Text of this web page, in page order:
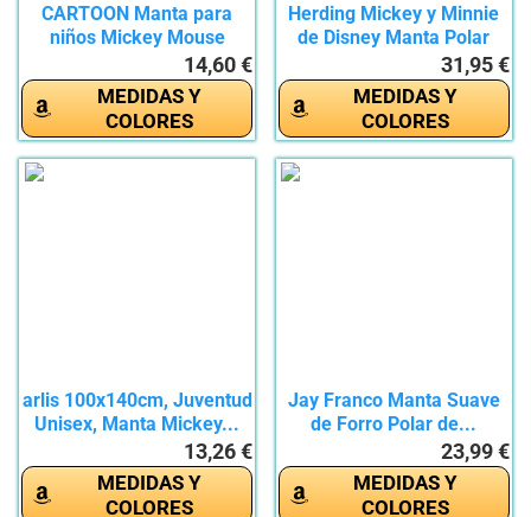
CARTOON Manta para
niños Mickey Mouse
Disney 100%...14,60 €
MEDIDAS Y
COLORES
Herding Mickey y Minnie
de Disney Manta Polar
31,95 €
MEDIDAS Y
COLORES
arlis 100x140cm, Juventud
Unisex, Manta Mickey...
13,26 €
MEDIDAS Y
COLORES
Jay Franco Manta Suave
de Forro Polar de...
23,99 €
MEDIDAS Y
COLORES